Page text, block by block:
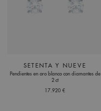
SETENTA Y NUEVE
Pendientes en oro blanco con diamantes de
2 ct
17.920 €